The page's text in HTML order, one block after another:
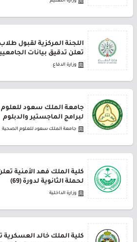
اللجنة المركزية لقبول
تعلن تدقيق بيانات
وزارة الدفاع
جامعة الملك سعود للعلوم
لبرامج الماجستير والدبلوم
جامعة الملك سعود للعلوم الصحية
كلية الملك فهد الأمنية
لحملة الثانوية لدورة (69)
وزارة الداخلية
كلية الملك خالد العسكرية